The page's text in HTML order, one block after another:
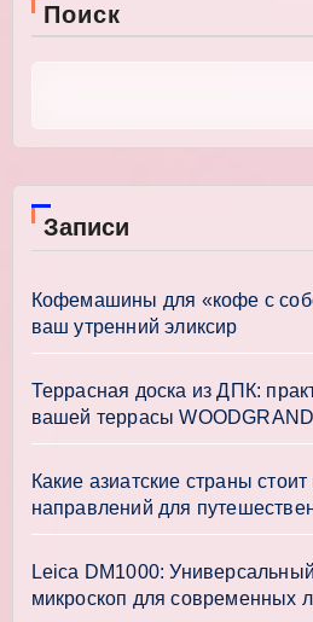
Поиск
Записи
Кофемашины для «кофе с
ваш утренний эликсир
Террасная доска из ДПК:
вашей террасы WOODGRAND
Какие азиатские страны стоит
направлений для
Leica DM1000:
микроскоп для современных